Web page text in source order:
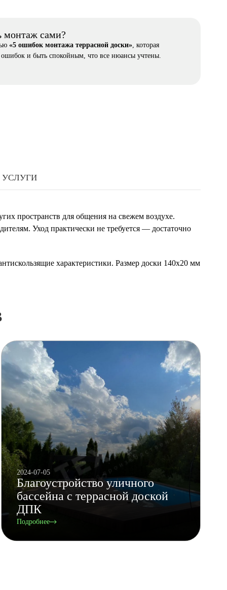
монтаж сами?
«5 ошибок монтажа террасной доски», которая
и быть спокойным, что все нюансы учтены.
УСЛУГИ
пространств для общения на свежем воздухе.
Уход практически не требуется — достаточно
характеристики. Размер доски 140х20 мм
2024-07-05
Благоустройство уличного
бассейна с террасной доской
ДПК
Подробнее